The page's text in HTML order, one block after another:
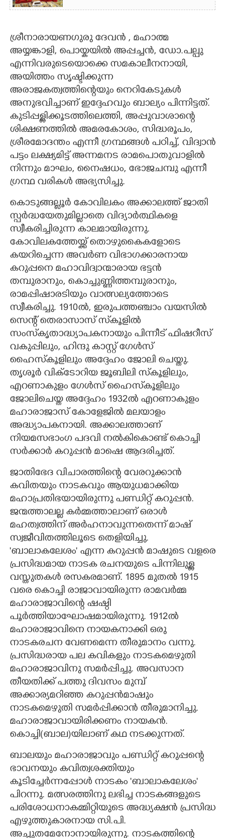
ശ്രീനാരായണഗുരു ദേവൻ , മഹാത്മ
അയ്യങ്കാളി, പൊയ്കയിൽ അപ്പച്ചൻ, ഡോ.പല്പു
എന്നിവരുടെയൊക്കെ സമകാലീനനായി,
അയിത്തം സൃഷ്ടിക്കുന്ന
അരാജകത്വത്തിന്റെയും നെറികേടുകൾ
അനുഭവിച്ചാണ് ഇദ്ദേഹവും ബാല്യം പിന്നിട്ടത്.
കുടിപ്പള്ളിക്കൂടത്തിലെത്തി, അപ്പുവാശാന്റെ
ശിക്ഷണത്തിൽ അമരകോശം, സിദ്ധരൂപം,
ശ്രീരമോദന്തം എന്നീ ഗ്രന്ഥങ്ങൾ പഠിച്ച്, വിദ്വാൻ
പട്ടം ലക്ഷ്യമിട്ട് അന്നമനട രാമപൊതുവാളിൽ
നിന്നും മാഘം, നൈഷധം, ഭോജചമ്പു എന്നീ
ഗ്രന്ഥ വരികൾ അഭ്യസിച്ചു.
കൊടുങ്ങല്ലൂർ കോവിലകം അക്കാലത്ത് ജാതി
സ്പർദ്ധയേതുമില്ലാതെ വിദ്യാർത്ഥികളെ
സ്വീകരിച്ചിരുന്ന കാലമായിരുന്നു.
കോവിലകത്തേയ്ക്ക് തൊഴുകൈകളോടെ
കയറിച്ചെന്ന അവർണ വിഭാഗക്കാരനായ
കറുപ്പനെ മഹാവിദ്വാന്മാരായ ഭട്ടൻ
തമ്പുരാനും, കൊച്ചുണ്ണിത്തമ്പുരാനും,
രാമപ്പിഷാരടിയും വാത്സല്യത്തോടെ
സ്വീകരിച്ചു. 1910ൽ, ഇരുപത്തഞ്ചാം വയസിൽ
സെന്റ് തെരാസാസ് സ്‌കൂളിൽ
സംസ്‌കൃതാദ്ധ്യാപകനായും പിന്നീട് ഫിഷറീസ്
വകുപ്പിലും, ഹിന്ദു കാസ്റ്റ് ഗേൾസ്
ഹൈസ്‌കൂളിലും അദ്ദേഹം ജോലി ചെയ്തു.
തൃശൂർ വിക്ടോറിയ ജൂബിലി സ്‌കൂളിലും,
എറണാകുളം ഗേൾസ് ഹൈസ്‌കൂളിലും
ജോലിചെയ്ത അദ്ദേഹം 1932ൽ എറണാകുളം
മഹാരാജാസ് കോളേജിൽ മലയാളം
അദ്ധ്യാപകനായി. അക്കാലത്താണ്
നിയമസഭാംഗ പദവി നൽകികൊണ്ട് കൊച്ചി
സർക്കാർ കറുപ്പൻ മാഷെ ആദരിച്ചത്.
ജാതിഭേദ വിചാരത്തിന്റെ വേരറുക്കാൻ
കവിതയും നാടകവും ആയുധമാക്കിയ
മഹാപ്രതിഭയായിരുന്നു പണ്ഡിറ്റ് കറുപ്പൻ.
ജന്മത്താലല്ല കർമ്മത്താലാണ് ഒരാൾ
മഹത്വത്തിന് അർഹനാവുന്നതെന്ന് മാഷ്
സ്വജീവിതത്തിലൂടെ തെളിയിച്ചു.
'ബാലാകലേശം' എന്ന കറുപ്പൻ മാഷുടെ വളരെ
പ്രസിദ്ധമായ നാടക രചനയുടെ പിന്നിലുള്ള
വസ്തുതകൾ രസകരമാണ്. 1895 മുതൽ 1915
വരെ കൊച്ചി രാജാവായിരുന്ന രാമവർമ്മ
മഹാരാജാവിന്റെ ഷഷ്ഠി
പൂർത്തിയാഘോഷമായിരുന്നു. 1912ൽ
മഹാരാജാവിനെ നായകനാക്കി ഒരു
നാടകരചന വേണമെന്ന തീരുമാനം വന്നു.
പ്രസിദ്ധരായ പല കവികളും നാടകമെഴുതി
മഹാരാജാവിനു സമർപ്പിച്ചു. അവസാന
തീയതിക്ക് പത്തു ദിവസം മുമ്പ്
അക്കാര്യമറിഞ്ഞ കറുപ്പൻമാഷും
നാടകമെഴുതി സമർപ്പിക്കാൻ തീരുമാനിച്ചു.
മഹാരാജാവായിരിക്കണം നായകൻ.
കൊച്ചി(ബാല)യിലാണ് കഥ നടക്കുന്നത്.
ബാലയും മഹാരാജാവും പണ്ഡിറ്റ് കറുപ്പന്റെ
ഭാവനയും കവിത്വശക്തിയും
കൂടിച്ചേർന്നപ്പോൾ നാടകം 'ബാലാകലേശം'
പിറന്നു. മത്സരത്തിനു ലഭിച്ച നാടകങ്ങളുടെ
പരിശോധനാകമ്മിറ്റിയുടെ അദ്ധ്യക്ഷൻ പ്രസിദ്ധ
എഴുത്തുകാരനായ സി.പി.
അച്ചുതമേനോനായിരുന്നു. നാടകത്തിന്റെ